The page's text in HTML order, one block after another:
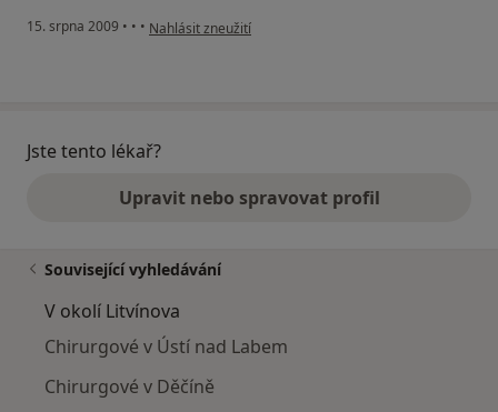
15. srpna 2009 • • • podle názoru uživatele Váš účet byl odstraněn
Nahlásit zneužití
Jste tento lékař?
Upravit nebo spravovat profil
Související vyhledávání
V okolí Litvínova
Chirurgové v Ústí nad Labem
Chirurgové v Děčíně